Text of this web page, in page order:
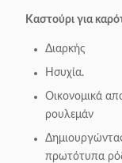
Καστούρι για
Διαρκής
Ησυχία.
Οικονομικά
ρουλεμάν
πρωτότυπα